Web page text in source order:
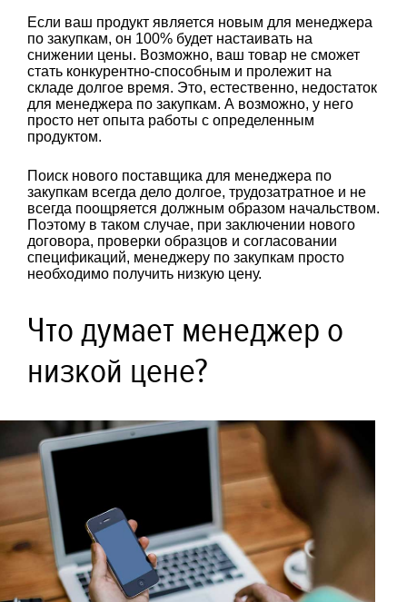
Если ваш продукт является новым для менеджера
по закупкам, он 100% будет настаивать на
снижении цены. Возможно, ваш товар не сможет
стать конкурентно-способным и пролежит на
складе долгое время. Это, естественно, недостаток
для менеджера по закупкам. А возможно, у него
просто нет опыта работы с определенным
продуктом.
Поиск нового поставщика для менеджера по
закупкам всегда дело долгое, трудозатратное и не
всегда поощряется должным образом начальством.
Поэтому в таком случае, при заключении нового
договора, проверки образцов и согласовании
спецификаций, менеджеру по закупкам просто
необходимо получить низкую цену.
Что думает менеджер о
низкой цене?